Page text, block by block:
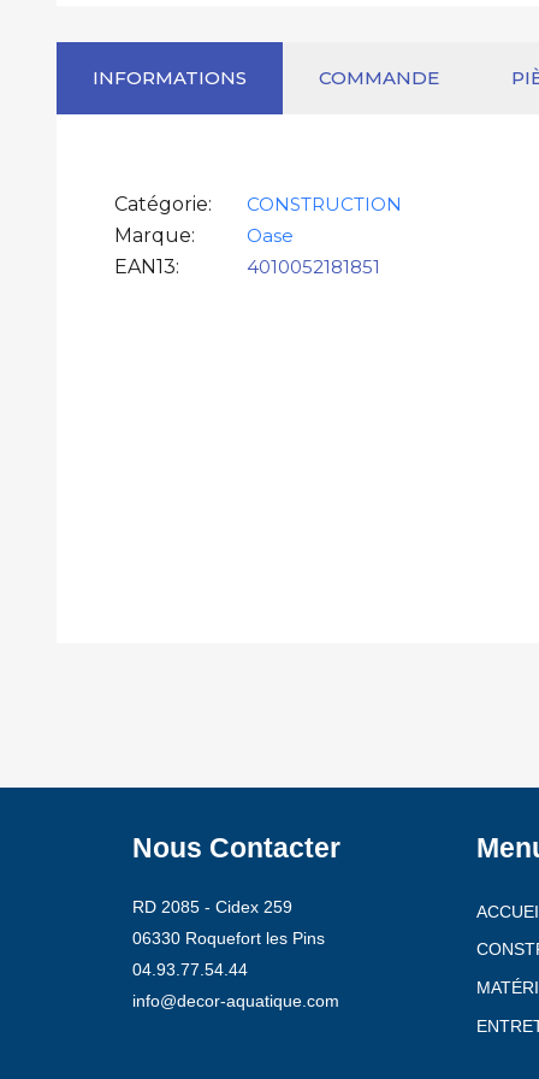
INFORMATIONS COMMANDE
Catégorie
CONSTRUCTION
Marque
Oase
EAN13
4010052181851
Nous Contacter
RD 2085 - Cidex 259
06330 Roquefort les Pins
04.93.77.54.44
info@decor-aquatique.com